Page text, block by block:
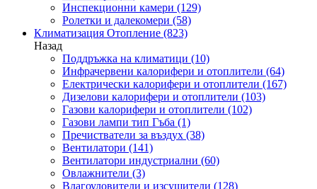
Инспекционни камери (129)
Ролетки и далекомери (58)
Климатизация Отопление (823)
Назад
Поддръжка на климатици (10)
Инфрачервени калорифери и отоплители (64)
Електрически калорифери и отоплители (167)
Дизелови калорифери и отоплители (103)
Газови калорифери и отоплители (102)
Газови лампи тип Гъба (1)
Пречистватели за въздух (38)
Вентилатори (141)
Вентилатори индустриални (60)
Овлажнители (3)
Влагоуловители и изсушители (128)